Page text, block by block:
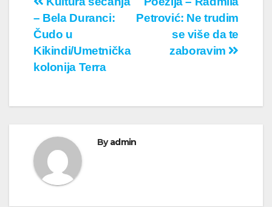
Кретање
чланка
Petrović: Ne trudim
se više da te
zaboravim
– Bela Duranci:
Čudo u
Kikindi/Umetnička
kolonija Terra
Byadmin